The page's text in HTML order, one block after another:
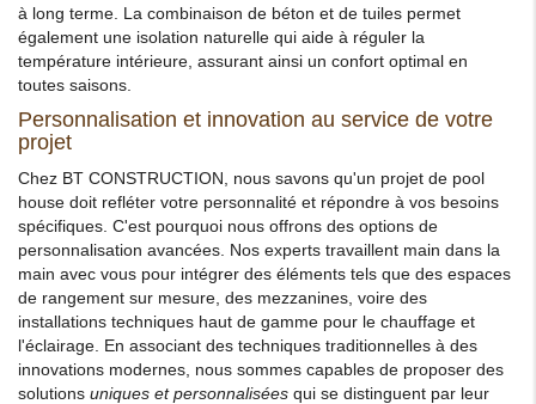
à long terme. La combinaison de béton et de tuiles permet
également une isolation naturelle qui aide à réguler la
température intérieure, assurant ainsi un confort optimal en
toutes saisons.
Personnalisation et innovation au service de votre
projet
Chez BT CONSTRUCTION, nous savons qu'un projet de pool
house doit refléter votre personnalité et répondre à vos besoins
spécifiques. C'est pourquoi nous offrons des options de
personnalisation avancées. Nos experts travaillent main dans la
main avec vous pour intégrer des éléments tels que des espaces
de rangement sur mesure, des mezzanines, voire des
installations techniques haut de gamme pour le chauffage et
l'éclairage. En associant des techniques traditionnelles à des
innovations modernes, nous sommes capables de proposer des
solutions uniques et personnalisées qui se distinguent par leur